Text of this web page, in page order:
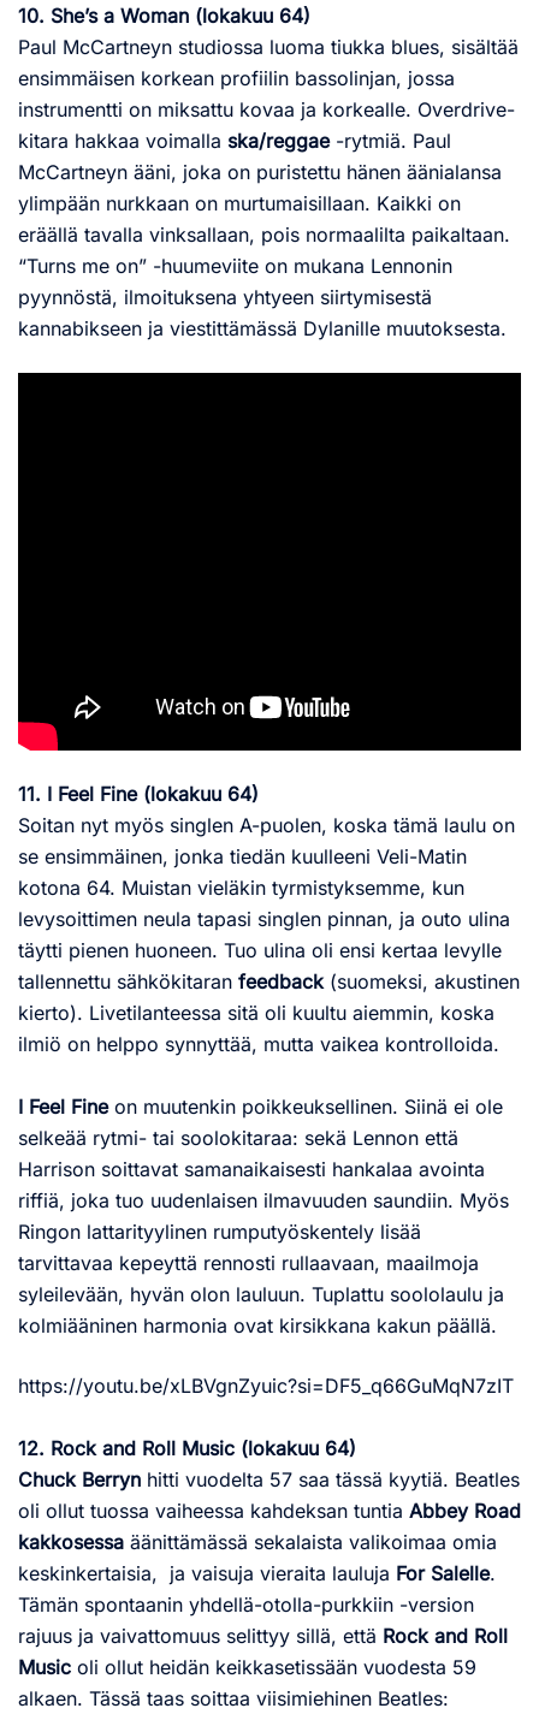
10. She’s a Woman (lokakuu 64)
Paul McCartneyn studiossa luoma tiukka blues, sisältää
ensimmäisen korkean profiilin bassolinjan, jossa
instrumentti on miksattu kovaa ja korkealle. Overdrive-
kitara hakkaa voimalla ska/reggae-rytmiä. Paul
McCartneyn ääni, joka on puristettu hänen äänialansa
ylimpään nurkkaan on murtumaisillaan. Kaikki on
eräällä tavalla vinksallaan, pois normaalilta paikaltaan.
“Turns me on” -huumeviite on mukana Lennonin
pyynnöstä, ilmoituksena yhtyeen siirtymisestä
kannabikseen ja viestittämässä Dylanille muutoksesta.
11. I Feel Fine (lokakuu 64)
Soitan nyt myös singlen A-puolen, koska tämä laulu on
se ensimmäinen, jonka tiedän kuulleeni Veli-Matin
kotona 64. Muistan vieläkin tyrmistyksemme, kun
levysoittimen neula tapasi singlen pinnan, ja outo ulina
täytti pienen huoneen. Tuo ulina oli ensi kertaa levylle
tallennettu sähkökitaran feedback(suomeksi, akustinen
kierto). Livetilanteessa sitä oli kuultu aiemmin, koska
ilmiö on helppo synnyttää, mutta vaikea kontrolloida.
I Feel Fineon muutenkin poikkeuksellinen. Siinä ei ole
selkeää rytmi- tai soolokitaraa: sekä Lennon että
Harrison soittavat samanaikaisesti hankalaa avointa
riffiä, joka tuo uudenlaisen ilmavuuden saundiin. Myös
Ringon lattarityylinen rumputyöskentely lisää
tarvittavaa kepeyttä rennosti rullaavaan, maailmoja
syleilevään, hyvän olon lauluun. Tuplattu soololaulu ja
kolmiääninen harmonia ovat kirsikkana kakun päällä.
https://youtu.be/xLBVgnZyuic?si=DF5_q66GuMqN7zIT
12. Rock and Roll Music (lokakuu 64)
Chuck Berryn hitti vuodelta 57 saa tässä kyytiä. Beatles
oli ollut tuossa vaiheessa kahdeksan tuntia Abbey Road
kakkosessa äänittämässä sekalaista valikoimaa omia
keskinkertaisia, ja vaisuja vieraita lauluja For Salelle.
Tämän spontaanin yhdellä-otolla-purkkiin -version
rajuus ja vaivattomuus selittyy sillä, että Rock and Roll
Music oli ollut heidän keikkasetissään vuodesta 59
alkaen. Tässä taas soittaa viisimiehinen Beatles: